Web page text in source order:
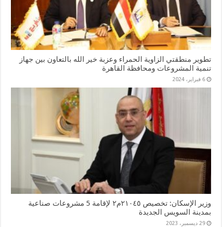
تطوير منطقتي الزاوية الحمراء وعزبة خير الله بالتعاون بين جهاز
تنمية المشروعات ومحافظة القاهرة
6 فبراير، 2024
وزير الإسكان: تخصيص ٢١٠٤٥م٢ لإقامة 5 مشروعات صناعية
بمدينة السويس الجديدة
29 ديسمبر، 2023